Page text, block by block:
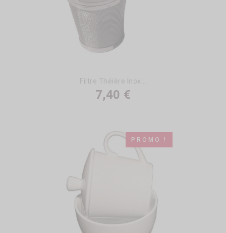
Filtre Théière Inox...
7,40 €
PROMO !